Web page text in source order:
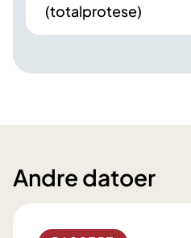
(totalprotese)
Andre datoer